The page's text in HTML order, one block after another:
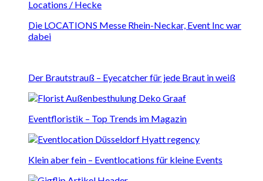
Die LOCATIONS Messe Rhein-Neckar, Event Inc war
dabei
Der Brautstrauß – Eyecatcher für jede Braut in weiß
Eventfloristik – Top Trends im Magazin
Klein aber fein – Eventlocations für kleine Events